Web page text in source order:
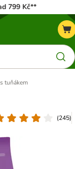
799 Kč**
tuňákem
(245)